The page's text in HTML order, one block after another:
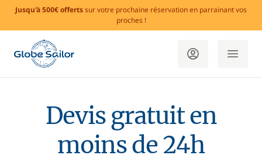
Jusqu'à 500€ offertssur votre prochaine réservation en parrainant vos
proches !
Devis gratuit en
moins de 24h